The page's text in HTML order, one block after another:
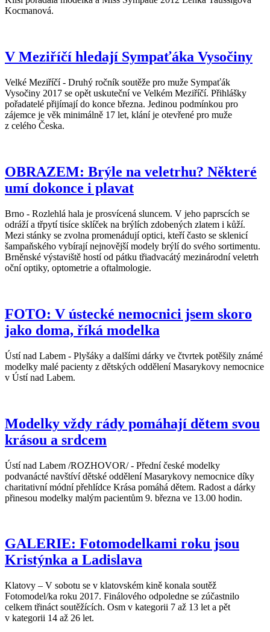
Kocmanová.
V Meziříčí hledají Sympaťáka Vysočiny
Velké Meziříčí - Druhý ročník soutěže pro muže Sympaťák
Vysočiny 2017 se opět uskuteční ve Velkém Meziříčí. Přihlášky
pořadatelé přijímají do konce března. Jedinou podmínkou pro
zájemce je věk minimálně 17 let, klání je otevřené pro muže
z celého Česka.
OBRAZEM: Brýle na veletrhu? Některé
umí dokonce i plavat
Brno - Rozlehlá hala je prosvícená sluncem. V jeho paprscích se
odráží a třpytí tisíce sklíček na brýlích zdobených zlatem i kůží.
Mezi stánky se zvolna promenádují optici, kteří často se sklenicí
šampaňského vybírají nejnovější modely brýlí do svého sortimentu.
Brněnské výstaviště hostí od pátku třiadvacátý mezinárodní veletrh
oční optiky, optometrie a oftalmologie.
FOTO: V ústecké nemocnici jsem skoro
jako doma, říká modelka
Ústí nad Labem - Plyšáky a dalšími dárky ve čtvrtek potěšily známé
modelky malé pacienty z dětských oddělení Masarykovy nemocnice
v Ústí nad Labem.
Modelky vždy rády pomáhají dětem svou
krásou a srdcem
Ústí nad Labem /ROZHOVOR/ - Přední české modelky
podvanácté navštíví dětské oddělení Masarykovy nemocnice díky
charitativní módní přehlídce Krása pomáhá dětem. Radost a dárky
přinesou modelky malým pacientům 9. března ve 13.00 hodin.
GALERIE: Fotomodelkami roku jsou
Kristýnka a Ladislava
Klatovy – V sobotu se v klatovském kině konala soutěž
Fotomodel/ka roku 2017. Finálového odpoledne se zúčastnilo
celkem třináct soutěžících. Osm v kategorii 7 až 13 let a pět
v kategorii 14 až 26 let.